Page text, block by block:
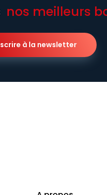
nos meilleurs
à la newsletter